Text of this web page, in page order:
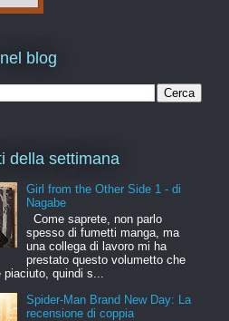
blog
della settimana
Girl from the Other Side 1 - di
Nagabe
Come saprete, non parlo
spesso di fumetti manga, ma
una collega di lavoro mi ha
prestato questo volumetto che
piaciuto, quindi s...
Spider-Man Brand New Day: La
recensione di coppia